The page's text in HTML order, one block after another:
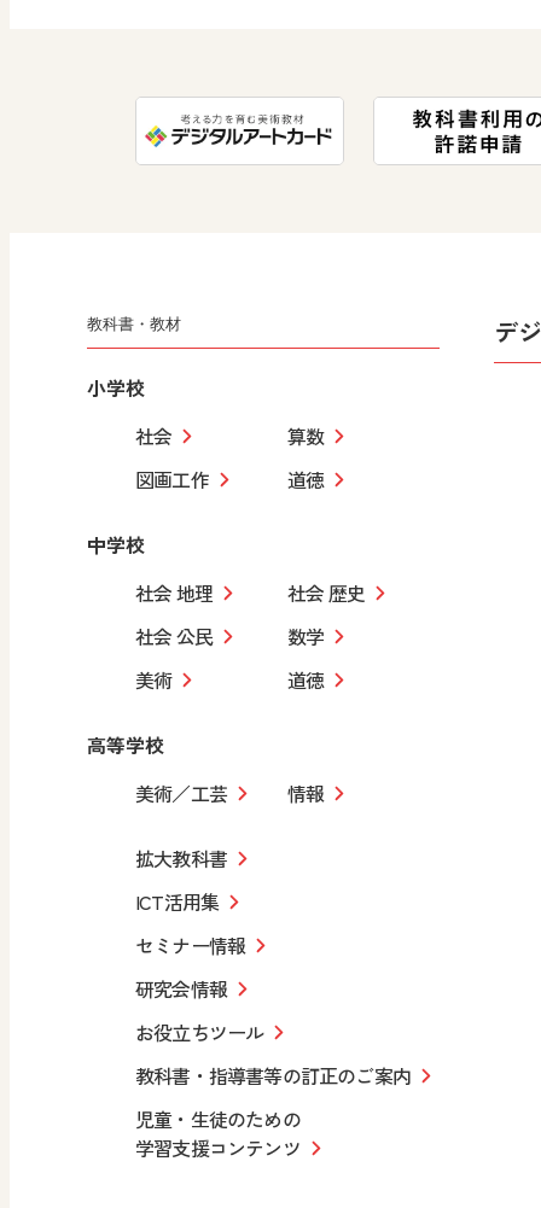
教科書・教材
小学校
社会
算数
図画工作
道徳
中学校
社会 地理
社会 歴史
社会 公民
数学
美術
道徳
高等学校
美術／工芸
情報
拡大教科書
ICT活用集
セミナー情報
研究会情報
お役立ちツール
教科書・指導書等の訂正のご案内
児童・生徒のための
学習支援コンテンツ
デ